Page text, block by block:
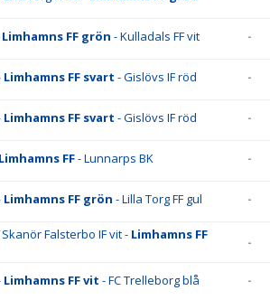
Limhamns FF grön - Kulladals FF vit -
Limhamns FF svart - Gislövs IF röd -
Limhamns FF svart - Gislövs IF röd -
Limhamns FF- Lunnarps BK -
Limhamns FF grön - Lilla Torg FF gul -
Skanör Falsterbo IF vit - Limhamns FF
-
Limhamns FF vit - FC Trelleborg blå -